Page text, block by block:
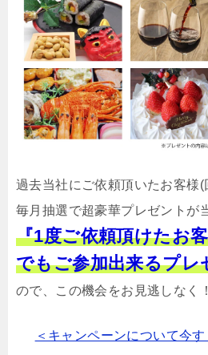
過去当社にご依頼頂いたお客様(
毎月抽選で超豪華プレゼントが
『1度ご依頼頂けたお
でもご参加出来るプレ
ので、この機会をお見逃しなく！
＜キャンペーンについて今